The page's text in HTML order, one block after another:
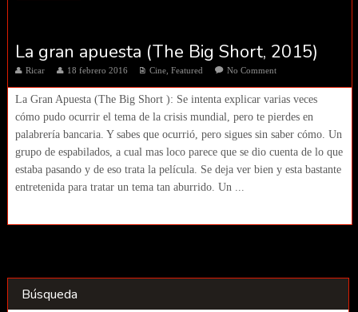
La gran apuesta (The Big Short, 2015)
Ricar 18 febrero 2016 Cine, Featured No Comment
La Gran Apuesta (The Big Short ): Se intenta explicar varias veces
cómo pudo ocurrir el tema de la crisis mundial, pero te pierdes en
palabrería bancaria. Y sabes que ocurrió, pero sigues sin saber cómo. Un
grupo de espabilados, a cual mas loco parece que se dio cuenta de lo que
estaba pasando y de eso trata la película. Se deja ver bien y esta bastante
entretenida para tratar un tema tan aburrido. Un ...
Búsqueda